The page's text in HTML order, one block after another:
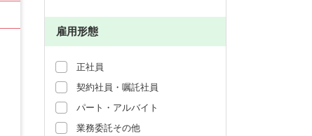
雇用形態
正社員
契約社員・嘱託社員
パート・アルバイト
業務委託その他